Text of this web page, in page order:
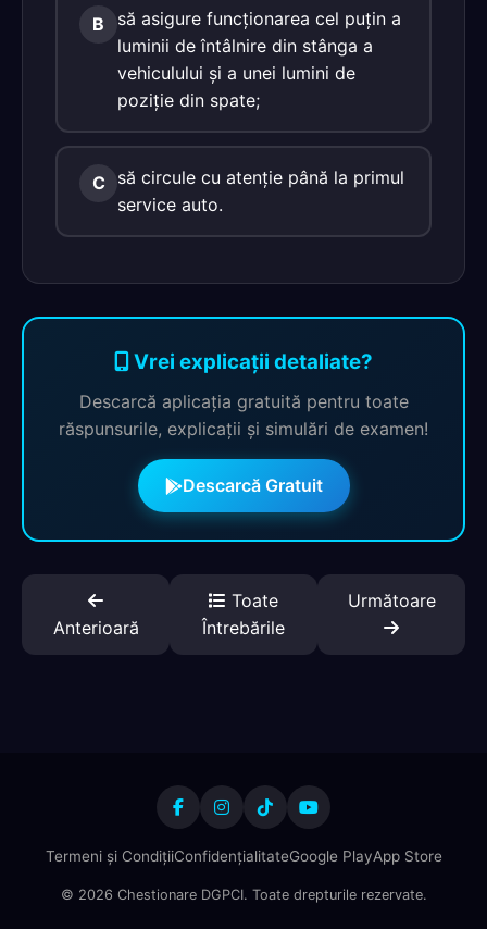
B
să asigure funcționarea cel puțin a
luminii de întâlnire din stânga a
vehiculului și a unei lumini de
poziție din spate;
C
să circule cu atenție până la primul
service auto.
Vrei explicații detaliate?
Descarcă aplicația gratuită pentru toate
răspunsurile, explicații și simulări de examen!
Descarcă Gratuit
Anterioară
Toate
Întrebările
Următoare
Termeni și CondițiiConfidențialitateGoogle PlayApp Store
© 2026 Chestionare DGPCI. Toate drepturile rezervate.